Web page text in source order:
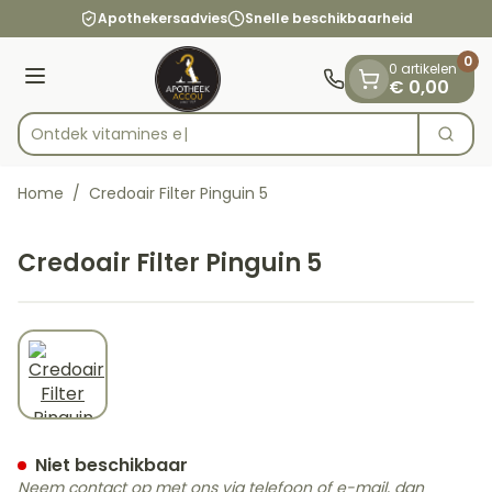
Ga naar de inhoudApothekersadvies Snelle beschikbaarheid
Menu
Product, merk, categorie...
Ontdek vitam Zoek
0 artikelen
€ 0,00
0
Home / Credoair Filter Pinguin 5
Credoair Filter Pinguin 5
View larger image
Niet beschikbaar
Neem contact op met ons via telefoon of e-mail, dan